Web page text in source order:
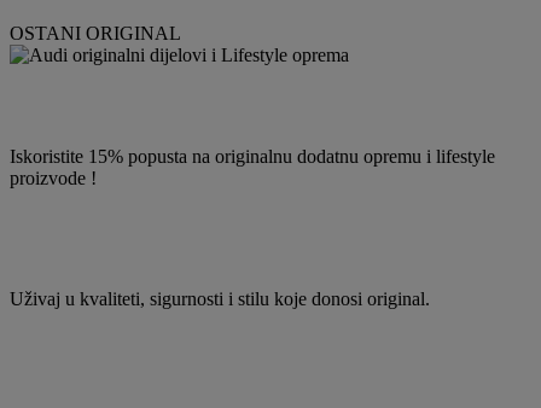
OSTANI ORIGINAL
Iskoristite 15% popusta na originalnu dodatnu opremu i lifestyle
proizvode !
Uživaj u kvaliteti, sigurnosti i stilu koje donosi original.